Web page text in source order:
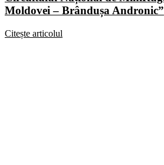
Moldovei – Brândușa Andronic”
Citește articolul